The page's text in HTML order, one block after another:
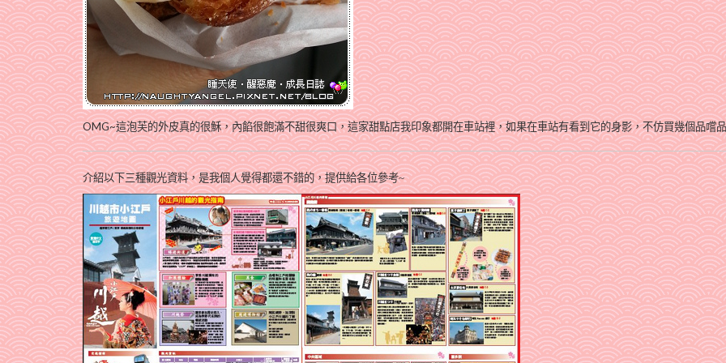
OMG~這泡芙的外皮真的很穌，內餡很飽滿不甜很爽口，這家甜點店我印象都開在車站裡，如果在車站有看到它的身影，不仿買幾個品嚐
介紹以下三種觀光資料，是我個人覺得都還不錯的，提供給各位參考~